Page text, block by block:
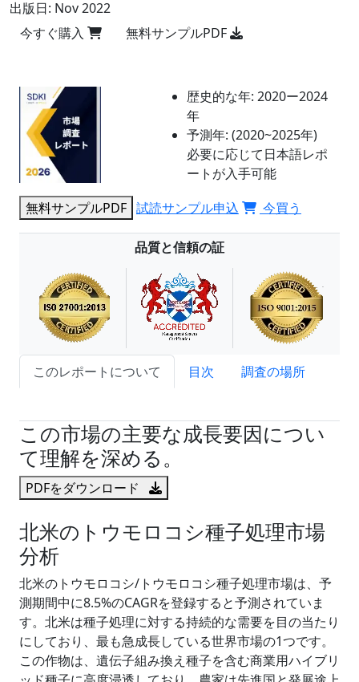
出版日: Nov 2022
今すぐ購入
無料サンプルPDF
歴史的な年: 2020ー2024
年
予測年: (2020~2025年)
必要に応じて日本語レポ
ートが入手可能
無料サンプルPDF 試読サンプル申込 今買う
品質と信頼の証
このレポートについて 目次
調査の場所
この市場の主要な成長要因につい
て理解を深める。
PDFをダウンロード
北米のトウモロコシ種子処理市場
分析
北米のトウモロコシ/トウモロコシ種子処理市場は、予
測期間中に8.5%のCAGRを登録すると予測されていま
す。北米は種子処理に対する持続的な需要を目の当たり
にしており、最も急成長している世界市場の1つです。
この作物は、遺伝子組み換え種子を含む商業用ハイブリ